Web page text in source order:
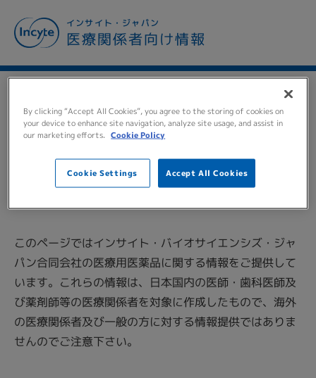
ン
インサイト・ジャパン
医療関係者向け情報
TO ALL MEDICAL
PERSONNEL医療関係者の
皆様へ
このページではインサイト・バイオサイエンシズ・ジャ
パン合同会社の医療用医薬品に関する情報をご提供して
います。これらの情報は、日本国内の医師・歯科医師及
び薬剤師等の医療関係者を対象に作成したもので、海外
の医療関係者及び一般の方に対する情報提供ではありま
せんのでご注意下さい。
By clicking “Accept All Cookies”, you agree to the storing of cookies on
your device to enhance site navigation, analyze site usage, and assist in
our marketing efforts. Cookie Policy
Cookie Settings Accept All Cookies